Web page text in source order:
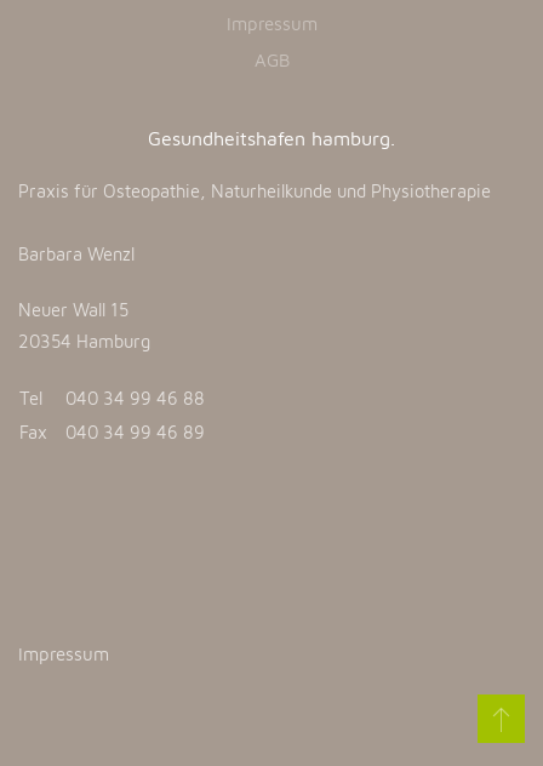
Impressum
AGB
Gesundheitshafen hamburg.
Praxis für Osteopathie, Naturheilkunde und Physiotherapie
Barbara Wenzl
Neuer Wall 15
20354 Hamburg
Tel
040 34 99 46 88
Fax
040 34 99 46 89
Impressum